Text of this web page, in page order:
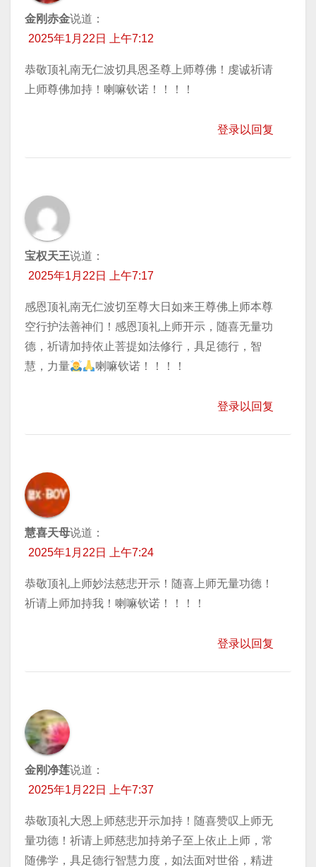
金刚赤金说道：
2025年1月22日 上午7:12
恭敬顶礼南无仁波切具恩圣尊上师尊佛！虔诚祈请
上师尊佛加持！喇嘛钦诺！！！！
登录以回复
宝权天王说道：
2025年1月22日 上午7:17
感恩顶礼南无仁波切至尊大日如来王尊佛上师本尊
空行护法善神们！感恩顶礼上师开示，随喜无量功
德，祈请加持依止菩提如法修行，具足德行，智
慧，力量
喇嘛钦诺！！！！
登录以回复
慧喜天母说道：
2025年1月22日 上午7:24
恭敬顶礼上师妙法慈悲开示！随喜上师无量功德！
祈请上师加持我！喇嘛钦诺！！！！
登录以回复
金刚净莲说道：
2025年1月22日 上午7:37
恭敬顶礼大恩上师慈悲开示加持！随喜赞叹上师无
量功德！祈请上师慈悲加持弟子至上依止上师，常
随佛学，具足德行智慧力度，如法面对世俗，精进